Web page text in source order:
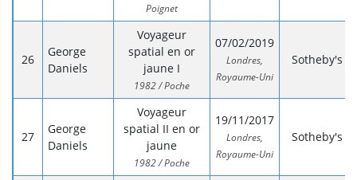
Poignet
George
Daniels
Voyageur
spatial en or
jaune I
1982 / Poche
07/02/2019
Londres,
Royaume-Uni
Sotheby's
George
Daniels
Voyageur
spatial II en or
jaune
1982 / Poche
19/11/2017
Londres,
Royaume-Uni
Sotheby's